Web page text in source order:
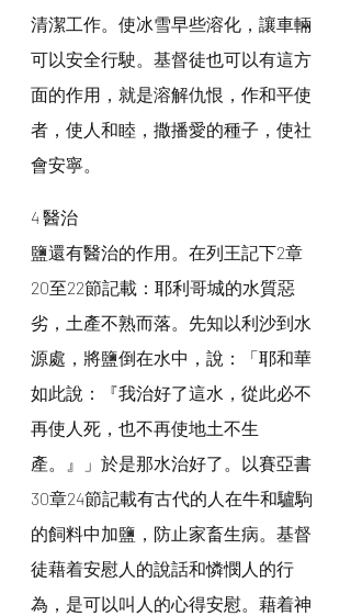
清潔工作。使冰雪早些溶化，讓車輛
可以安全行駛。基督徒也可以有這方
面的作用，就是溶解仇恨，作和平使
者，使人和睦，撒播愛的種子，使社
會安寧。
4 醫治
鹽還有醫治的作用。在列王記下2章
20至22節記載：耶利哥城的水質惡
劣，土產不熟而落。先知以利沙到水
源處，將鹽倒在水中，說：「耶和華
如此說：『我治好了這水，從此必不
再使人死，也不再使地土不生
產。』」於是那水治好了。以賽亞書
30章24節記載有古代的人在牛和驢駒
的飼料中加鹽，防止家畜生病。基督
徒藉着安慰人的說話和憐憫人的行
為，是可以叫人的心得安慰。藉着神